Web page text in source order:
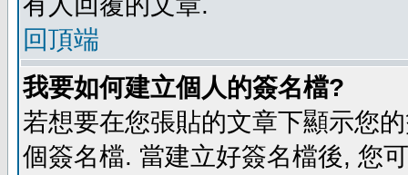
回頂端
我要如何建立個人的簽名檔?
若想要在您張貼的文章下顯示您
個簽名檔. 當建立好簽名檔後, 您